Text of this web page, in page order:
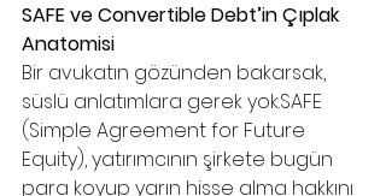
SAFE ve Convertible Debt’in Çıplak
Anatomisi
Bir avukatın gözünden bakarsak,
süslü anlatımlara gerek yok.SAFE
(Simple Agreement for Future
Equity), yatırımcının şirkete bugün
para koyup yarın hisse alma hakkını